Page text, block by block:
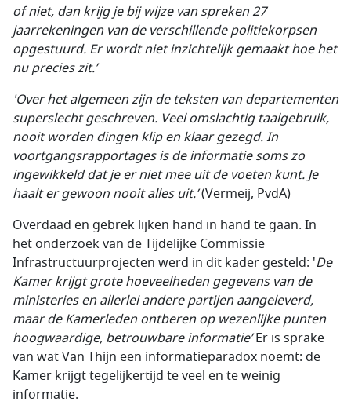
of niet, dan krijg je bij wijze van spreken 27
jaarrekeningen van de verschillende politiekorpsen
opgestuurd. Er wordt niet inzichtelijk gemaakt hoe het
nu precies zit.’
'Over het algemeen zijn de teksten van departementen
superslecht geschreven. Veel omslachtig taalgebruik,
nooit worden dingen klip en klaar gezegd. In
voortgangsrapportages is de informatie soms zo
ingewikkeld dat je er niet mee uit de voeten kunt. Je
haalt er gewoon nooit alles uit.’(Vermeij, PvdA)
Overdaad en gebrek lijken hand in hand te gaan. In
het onderzoek van de Tijdelijke Commissie
Infrastructuurprojecten werd in dit kader gesteld: 'De
Kamer krijgt grote hoeveelheden gegevens van de
ministeries en allerlei andere partijen aangeleverd,
maar de Kamerleden ontberen op wezenlijke punten
hoogwaardige, betrouwbare informatie’Er is sprake
van wat Van Thijn een informatieparadox noemt: de
Kamer krijgt tegelijkertijd te veel en te weinig
informatie.